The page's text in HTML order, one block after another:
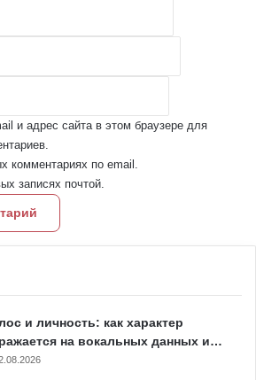
и адрес сайта в этом браузере для
комментариях по email.
записях почтой.
и личность: как характер
на вокальных данных и…